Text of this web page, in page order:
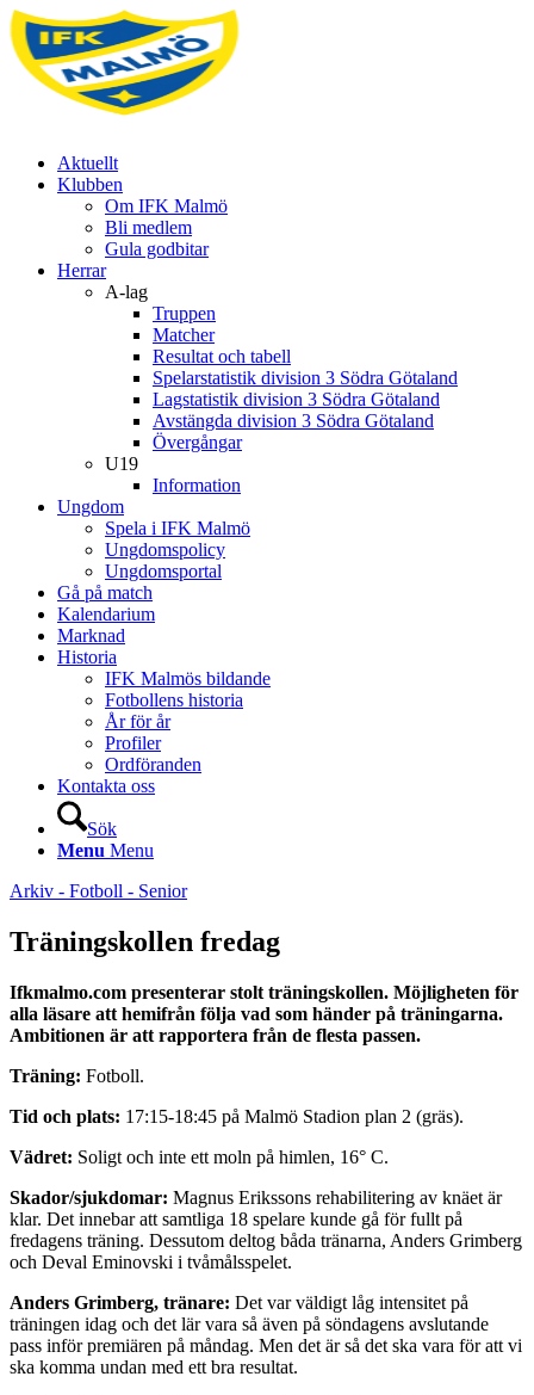
Aktuellt
Klubben
Om IFK Malmö
Bli medlem
Gula godbitar
Herrar
A-lag
Truppen
Matcher
Resultat och tabell
Spelarstatistik division 3 Södra Götaland
Lagstatistik division 3 Södra Götaland
Avstängda division 3 Södra Götaland
Övergångar
U19
Information
Ungdom
Spela i IFK Malmö
Ungdomspolicy
Ungdomsportal
Gå på match
Kalendarium
Marknad
Historia
IFK Malmös bildande
Fotbollens historia
År för år
Profiler
Ordföranden
Kontakta oss
Sök
Menu Menu
Arkiv - Fotboll - Senior
Träningskollen fredag
Ifkmalmo.com presenterar stolt träningskollen. Möjligheten för
alla läsare att hemifrån följa vad som händer på träningarna.
Ambitionen är att rapportera från de flesta passen.
Träning: Fotboll.
Tid och plats: 17:15-18:45 på Malmö Stadion plan 2 (gräs).
Vädret: Soligt och inte ett moln på himlen, 16° C.
Skador/sjukdomar: Magnus Erikssons rehabilitering av knäet är
klar. Det innebar att samtliga 18 spelare kunde gå för fullt på
fredagens träning. Dessutom deltog båda tränarna, Anders Grimberg
och Deval Eminovski i tvåmålsspelet.
Anders Grimberg, tränare: Det var väldigt låg intensitet på
träningen idag och det lär vara så även på söndagens avslutande
pass inför premiären på måndag. Men det är så det ska vara för att vi
ska komma undan med ett bra resultat.